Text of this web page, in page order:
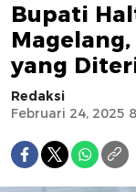
Bupati
yang
Redaksi
Februari 24, 2025